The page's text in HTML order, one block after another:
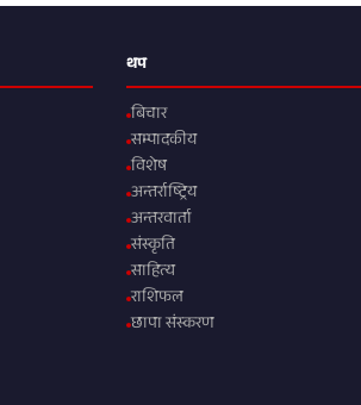
थप
बिचार
सम्पादकीय
विशेष
अन्तर्राष्ट्रिय
अन्तरवार्ता
संस्कृति
साहित्य
राशिफल
छापा संस्करण